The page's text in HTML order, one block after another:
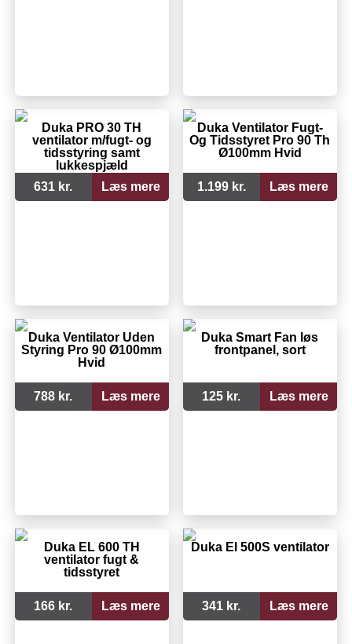
Duka PRO 30 TH
ventilator m/fugt- og
tidsstyring samt
lukkespjæld
631 kr.
Læs mere
Duka Ventilator Fugt-
Og Tidsstyret Pro 90 Th
Ø100mm Hvid
1.199 kr. Læs mere
Duka Ventilator Uden
Styring Pro 90 Ø100mm
Hvid
788 kr. Læs mere
Duka Smart Fan løs
frontpanel, sort
125 kr. Læs mere
Duka EL 600 TH
ventilator fugt &
tidsstyret
166 kr. Læs mere
Duka El 500S ventilator
341 kr. Læs mere